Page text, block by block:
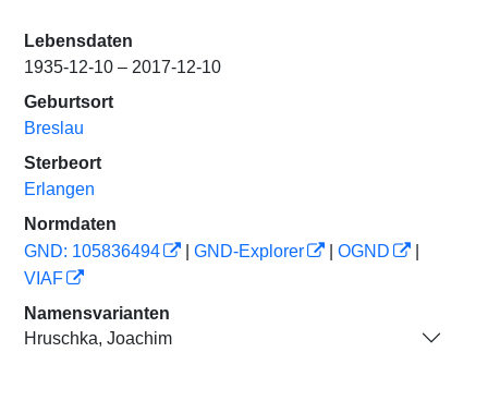
Lebensdaten
1935-12-10 – 2017-12-10
Geburtsort
Breslau
Sterbeort
Erlangen
Normdaten
GND: 105836494
GND-Explorer OGND
VIAF
Namensvarianten
Hruschka, Joachim